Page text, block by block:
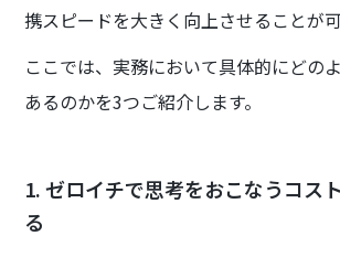
携スピードを大きく向上させることが可
ここでは、実務において具体的にどの
あるのかを3つご紹介します。
1. ゼロイチで思考をおこなうコス
る